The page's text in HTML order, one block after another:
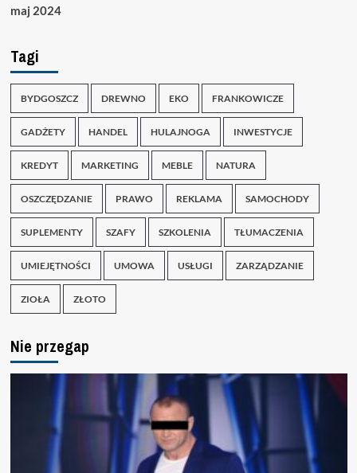
maj 2024
Tagi
BYDGOSZCZ DREWNO EKO FRANKOWICZE
GADŻETY HANDEL HULAJNOGA INWESTYCJE
KREDYT MARKETING MEBLE NATURA
OSZCZĘDZANIE PRAWO REKLAMA SAMOCHODY
SUPLEMENTY SZAFY SZKOLENIA TŁUMACZENIA
UMIEJĘTNOŚCI UMOWA USŁUGI ZARZĄDZANIE
ZIOŁA ZŁOTO
Nie przegap